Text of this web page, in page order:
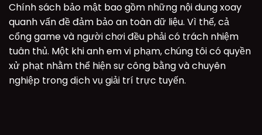
Chính sách bảo mật bao gồm những nội dung xoay
quanh vấn đề đảm bảo an toàn dữ liệu. Vì thế, cả
cổng game và người chơi đều phải có trách nhiệm
tuân thủ. Một khi anh em vi phạm, chúng tôi có quyền
xử phạt nhằm thể hiện sự công bằng và chuyên
nghiệp trong dịch vụ giải trí trực tuyến.